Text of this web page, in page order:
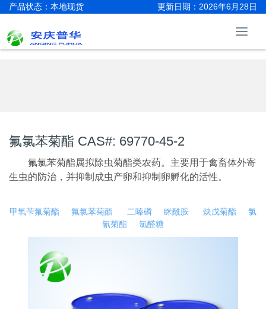
产品状态：本地现货 更新日期：2026年6月28日
氟氯苯菊酯 CAS#: 69770-45-2
氟氯苯菊酯属拟除虫菊酯类农药。主要用于禽畜体外寄
生虫的防治，并抑制成虫产卵和抑制卵孵化的活性。
甲氧苄氟菊酯 氟氯苯菊酯 二嗪磷 眯酰胺 炔戊菊酯
氯
氰菊酯
氯醛糖